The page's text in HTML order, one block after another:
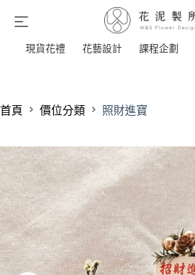
現貨花禮 花藝設計 課程企劃
首頁 價位分類 照財進寶